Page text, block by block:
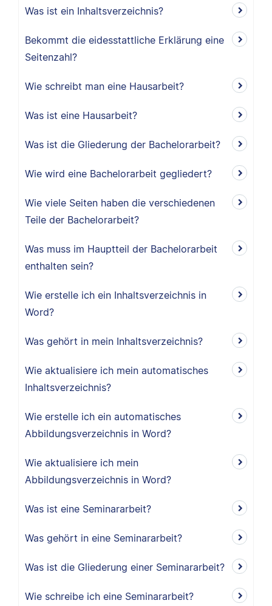
Was ist ein Inhaltsverzeichnis?
Bekommt die eidesstattliche Erklärung eine
Seitenzahl?
Wie schreibt man eine Hausarbeit?
Was ist eine Hausarbeit?
Was ist die Gliederung der Bachelorarbeit?
Wie wird eine Bachelorarbeit gegliedert?
Wie viele Seiten haben die verschiedenen
Teile der Bachelorarbeit?
Was muss im Hauptteil der Bachelorarbeit
enthalten sein?
Wie erstelle ich ein Inhaltsverzeichnis in
Word?
Was gehört in mein Inhaltsverzeichnis?
Wie aktualisiere ich mein automatisches
Inhaltsverzeichnis?
Wie erstelle ich ein automatisches
Abbildungsverzeichnis in Word?
Wie aktualisiere ich mein
Abbildungsverzeichnis in Word?
Was ist eine Seminararbeit?
Was gehört in eine Seminararbeit?
Was ist die Gliederung einer Seminararbeit?
Wie schreibe ich eine Seminararbeit?